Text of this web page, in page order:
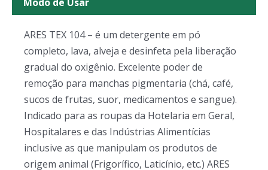
ARES TEX 104 – é um detergente em pó
completo, lava, alveja e desinfeta pela liberação
gradual do oxigênio. Excelente poder de
remoção para manchas pigmentaria (chá, café,
sucos de frutas, suor, medicamentos e sangue).
Indicado para as roupas da Hotelaria em Geral,
Hospitalares e das Indústrias Alimentícias
inclusive as que manipulam os produtos de
origem animal (Frigorífico, Laticínio, etc.) ARES